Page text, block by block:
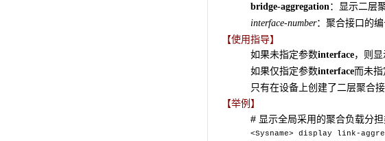
bridge-aggregation：显示二层
interface-number：聚合接口的
【使用指导】
如果未指定参数interface，则显
如果仅指定参数interface而未指
只有在设备上创建了二层聚合
【举例】
# 显示全局采用的聚合负载分担
<Sysname> display link-